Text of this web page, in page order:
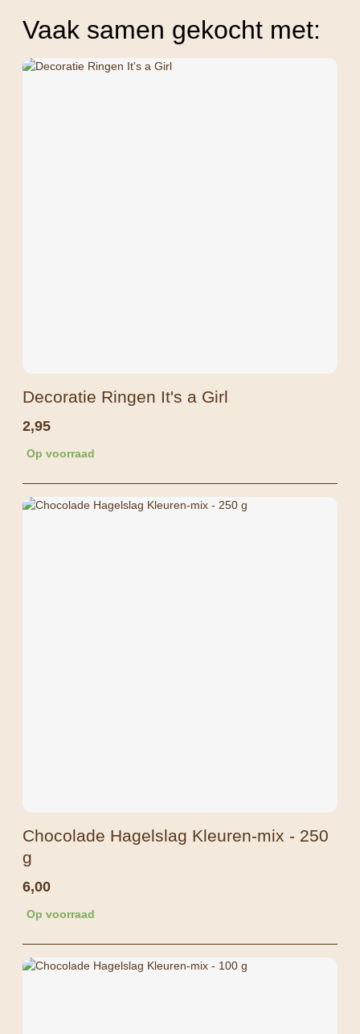
Vaak samen gekocht met:
Decoratie Ringen It's a Girl
2,95
Op voorraad
Chocolade Hagelslag Kleuren-mix - 250
g
6,00
Op voorraad